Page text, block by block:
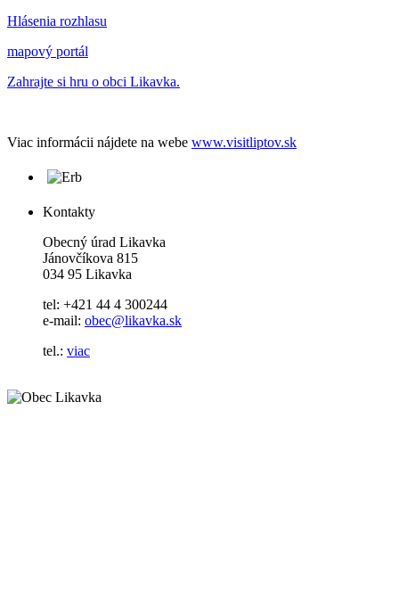
Hlásenia rozhlasu
mapový portál
Zahrajte si hru o obci Likavka.
Viac informácii nájdete na webe www.visitliptov.sk
Kontakty
Obecný úrad Likavka
Jánovčíkova 815
034 95 Likavka
tel: +421 44 4 300244
e-mail: obec@likavka.sk
tel.: viac